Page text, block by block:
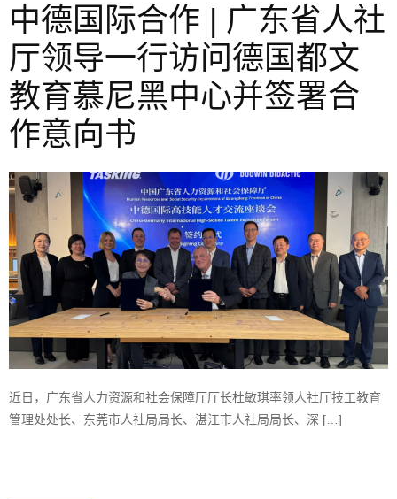
中德国际合作 | 广东省人社
厅领导一行访问德国都文
教育慕尼黑中心并签署合
作意向书
近日，广东省人力资源和社会保障厅厅长杜敏琪率领人社厅技工教育
管理处处长、东莞市人社局局长、湛江市人社局局长、深 […]